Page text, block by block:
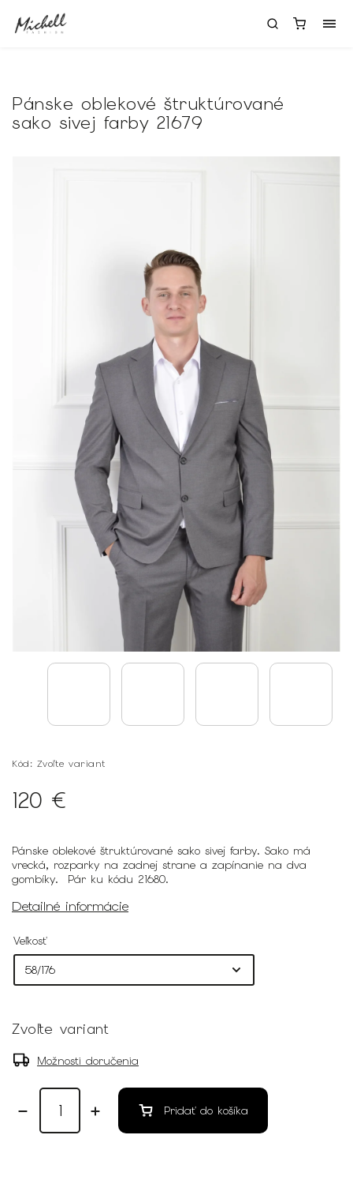
Pánske oblekové štruktúrované
sako sivej farby 21679
Kód: Zvoľte variant
120 €
Pánske oblekové štruktúrované sako sivej farby. Sako má
vrecká, rozparky na zadnej strane a zapínanie na dva
gombíky. Pár ku kódu 21680.
Detailné informácie
Veľkosť
Zvoľte variant
Možnosti doručenia
Pridať do košíka